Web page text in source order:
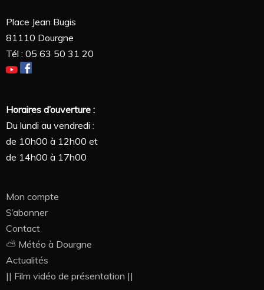
Place Jean Bugis
81110 Dourgne
Tél : 05 63 50 31 20
Horaires d’ouverture :
Du lundi au vendredi :
de 10h00 à 12h00 et
de 14h00 à 17h00
Mon compte
S’abonner
Contact
⛅ Météo à Dourgne
Actualités
|| Film vidéo de présentation ||